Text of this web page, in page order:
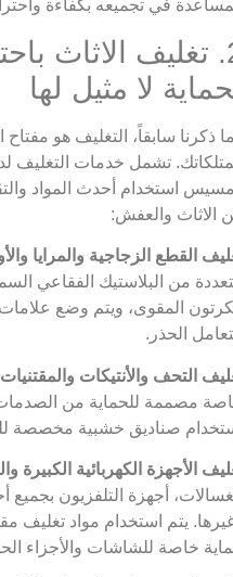
في تجميعه بكفاءة
2. تغليف الاثاث
لا مثيل لها
ذكرنا سابقاً، التغليف هو
تشمل خدمات التغليف
استخدام أحدث المواد
الاثاث والعفش:
القطع الزجاجية والمرايا
من البلاستيك الفقاعي
المقوى، ويتم وضع
الحذر.
التحف والأنتيكات والمقتنيات
مصممة للحماية من الصدمات
صناديق خشبية مخصصة
الأجهزة الكهربائية الكبيرة
أجهزة التلفزيون بجميع
يتم استخدام مواد تغليف
خاصة للشاشات والأجزاء